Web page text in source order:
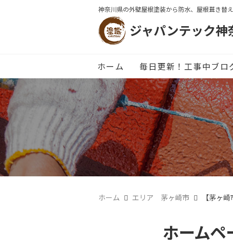
神奈川県の外壁屋根塗装から防水、屋根葺き替
ジャパンテック神
ホーム 毎日更新！工事中ブロ
ホーム エリア 茅ヶ崎市 【茅ヶ
ホームペ